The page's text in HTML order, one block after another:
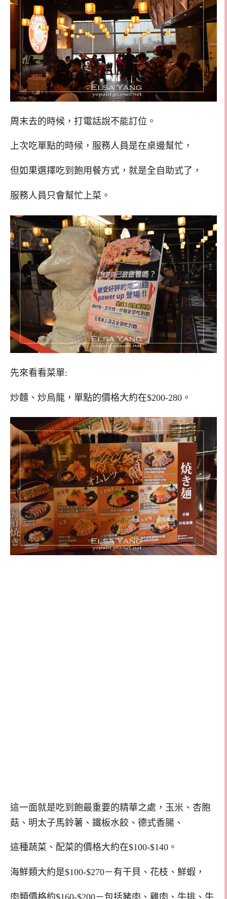
周末去的時候，打電話說不能訂位。
上次吃單點的時候，服務人員是在桌邊幫忙，
但如果選擇吃到飽用餐方式，就是全自助式了，
服務人員只會幫忙上菜。
先來看看菜單:
炒麵、炒烏龍，單點的價格大約在$200-280。
這一面就是吃到飽最重要的精華之處，玉米、杏胞
菇、明太子馬鈴薯、鐵板水餃、德式香腸、
這種蔬菜、配菜的價格大約在$100-$140。
海鮮類大約是$100-$270－有干貝、花枝、鮮蝦，
肉類價格約$160-$200－包括豬肉、雞肉、牛排、牛